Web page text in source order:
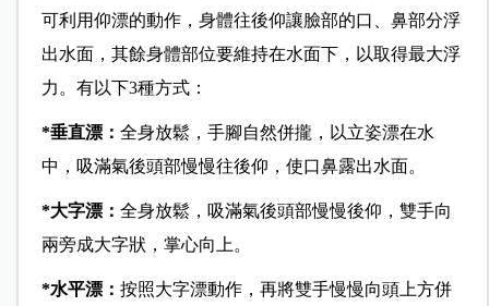
可利用仰漂的動作，身體往後仰讓臉部的口、鼻部分浮
出水面，其餘身體部位要維持在水面下，以取得最大浮
力。有以下3種方式：
*垂直漂： 全身放鬆，手腳自然併攏，以立姿漂在水
中，吸滿氣後頭部慢慢往後仰，使口鼻露出水面。
*大字漂： 全身放鬆，吸滿氣後頭部慢慢後仰，雙手向
兩旁成大字狀，掌心向上。
*水平漂： 按照大字漂動作，再將雙手慢慢向頭上方併